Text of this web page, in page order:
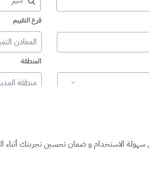
فرع التقييم
المعادن
المنطقة
منطقة
سهولة الاستخدام و ضمان تحسين تجربتك أثناء